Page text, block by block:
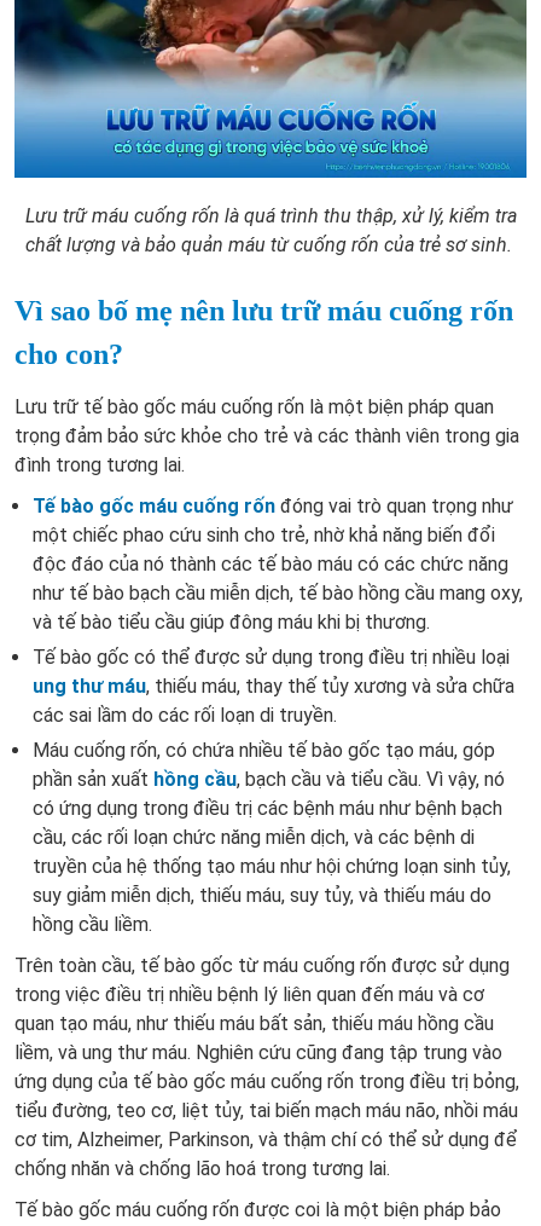
Lưu trữ máu cuống rốn là quá trình thu thập, xử lý, kiểm tra
chất lượng và bảo quản máu từ cuống rốn của trẻ sơ sinh.
Vì sao bố mẹ nên lưu trữ máu cuống rốn
cho con?
Lưu trữ tế bào gốc máu cuống rốn là một biện pháp quan
trọng đảm bảo sức khỏe cho trẻ và các thành viên trong gia
đình trong tương lai.
Tế bào gốc máu cuống rốn đóng vai trò quan trọng như
một chiếc phao cứu sinh cho trẻ, nhờ khả năng biến đổi
độc đáo của nó thành các tế bào máu có các chức năng
như tế bào bạch cầu miễn dịch, tế bào hồng cầu mang oxy,
và tế bào tiểu cầu giúp đông máu khi bị thương.
Tế bào gốc có thể được sử dụng trong điều trị nhiều loại
ung thư máu, thiếu máu, thay thế tủy xương và sửa chữa
các sai lầm do các rối loạn di truyền.
Máu cuống rốn, có chứa nhiều tế bào gốc tạo máu, góp
phần sản xuất hồng cầu, bạch cầu và tiểu cầu. Vì vậy, nó
có ứng dụng trong điều trị các bệnh máu như bệnh bạch
cầu, các rối loạn chức năng miễn dịch, và các bệnh di
truyền của hệ thống tạo máu như hội chứng loạn sinh tủy,
suy giảm miễn dịch, thiếu máu, suy tủy, và thiếu máu do
hồng cầu liềm.
Trên toàn cầu, tế bào gốc từ máu cuống rốn được sử dụng
trong việc điều trị nhiều bệnh lý liên quan đến máu và cơ
quan tạo máu, như thiếu máu bất sản, thiếu máu hồng cầu
liềm, và ung thư máu. Nghiên cứu cũng đang tập trung vào
ứng dụng của tế bào gốc máu cuống rốn trong điều trị bỏng,
tiểu đường, teo cơ, liệt tủy, tai biến mạch máu não, nhồi máu
cơ tim, Alzheimer, Parkinson, và thậm chí có thể sử dụng để
chống nhăn và chống lão hoá trong tương lai.
Tế bào gốc máu cuống rốn được coi là một biện pháp bảo